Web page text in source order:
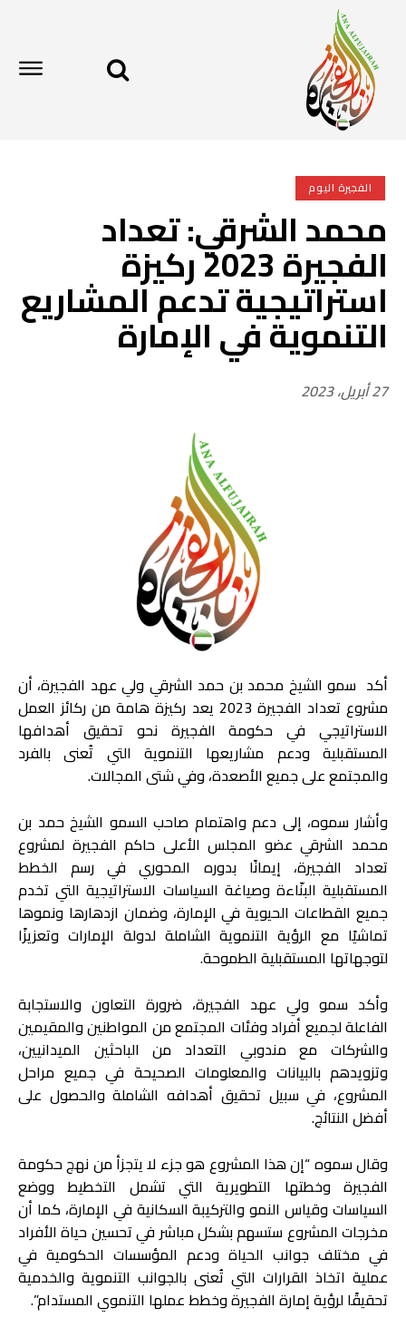
الفجيرة اليوم
محمد الشرقي: تعداد
الفجيرة 2023 ركيزة
استراتيجية تدعم المشاريع
التنموية في الإمارة
27 أبريل، 2023
أكد سمو الشيخ محمد بن حمد الشرقي ولي عهد الفجيرة، أن
مشروع تعداد الفجيرة 2023 يعد ركيزة هامة من ركائز العمل
الاستراتيجي في حكومة الفجيرة نحو تحقيق أهدافها
المستقبلية ودعم مشاريعها التنموية التي تُعنى بالفرد
والمجتمع على جميع الأصعدة، وفي شتى المجالات.
وأشار سموه، إلى دعم واهتمام صاحب السمو الشيخ حمد بن
محمد الشرقي عضو المجلس الأعلى حاكم الفجيرة لمشروع
تعداد الفجيرة، إيمانًا بدوره المحوري في رسم الخطط
المستقبلية البنّاءة وصياغة السياسات الاستراتيجية التي تخدم
جميع القطاعات الحيوية في الإمارة، وضمان ازدهارها ونموها
تماشيًا مع الرؤية التنموية الشاملة لدولة الإمارات وتعزيزًا
لتوجهاتها المستقبلية الطموحة.
وأكد سمو ولي عهد الفجيرة، ضرورة التعاون والاستجابة
الفاعلة لجميع أفراد وفئات المجتمع من المواطنين والمقيمين
والشركات مع مندوبي التعداد من الباحثين الميدانيين،
وتزويدهم بالبيانات والمعلومات الصحيحة في جميع مراحل
المشروع، في سبيل تحقيق أهدافه الشاملة والحصول على
أفضل النتائج.
وقال سموه “إن هذا المشروع هو جزء لا يتجزأ من نهج حكومة
الفجيرة وخطتها التطويرية التي تشمل التخطيط ووضع
السياسات وقياس النمو والتركيبة السكانية في الإمارة، كما أن
مخرجات المشروع ستسهم بشكل مباشر في تحسين حياة الأفراد
في مختلف جوانب الحياة ودعم المؤسسات الحكومية في
عملية اتخاذ القرارات التي تُعنى بالجوانب التنموية والخدمية
تحقيقًا لرؤية إمارة الفجيرة وخطط عملها التنموي المستدام”.